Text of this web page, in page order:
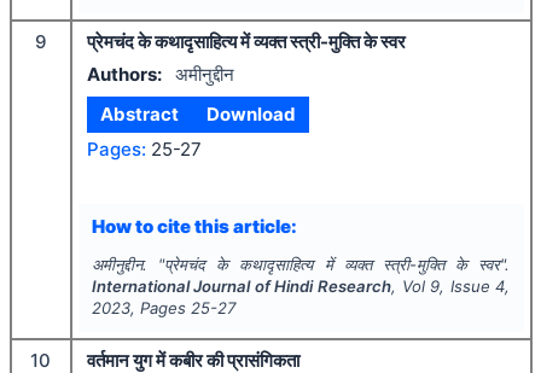
9
प्रेमचंद के कथादृसाहित्य में व्यक्त स्त्री-मुक्ति के स्वर
Authors: अमीनुद्दीन
Abstract
Download
Pages: 25-27
How to cite this article:
अमीनुद्दीन. "प्रेमचंद के कथादृसाहित्य में व्यक्त स्त्री-मुक्ति के स्वर".
International Journal of Hindi Research, Vol 9, Issue4,
2023, Pages 25-27
10
वर्तमान युग में कबीर की प्रासंगिकता